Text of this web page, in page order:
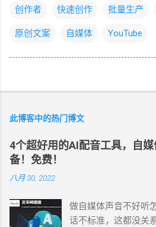
创作者 快速创作 批量生产
原创文案 自媒体 YouTube
此博客中的热门博文
4个超好用的AI配音工具，自
备！免费！
八月 30, 2022
做自媒体声音不好听
话不标准，这都没关